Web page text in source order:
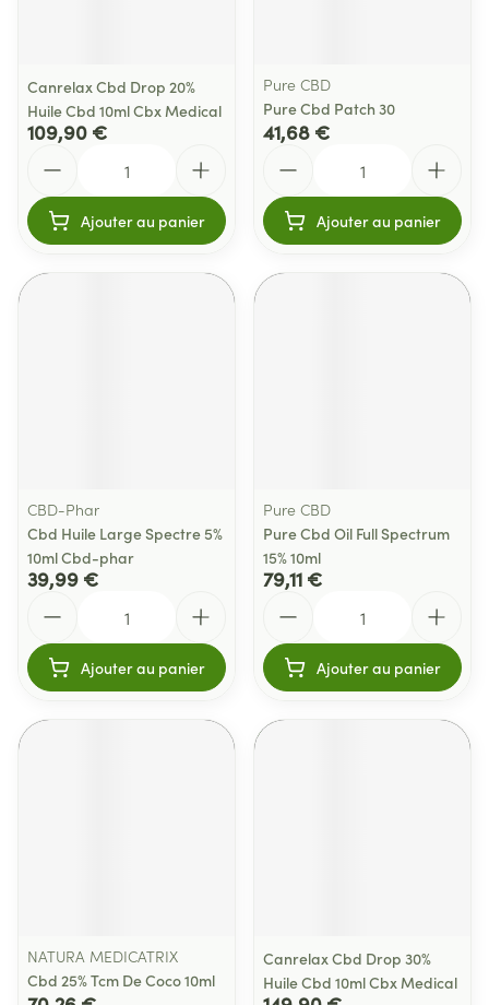
Canrelax Cbd Drop 20%
Huile Cbd 10ml Cbx Medical
109,90 €
Ajouter au panier
Pure CBD
Pure Cbd Patch 30
41,68 €
Ajouter au panier
CBD-Phar
Cbd Huile Large Spectre 5%
10ml Cbd-phar
39,99 €
Ajouter au panier
Pure CBD
Pure Cbd Oil Full Spectrum
15% 10ml
79,11 €
Ajouter au panier
NATURA MEDICATRIX
Cbd 25% Tcm De Coco 10ml
Canrelax Cbd Drop 30%
Huile Cbd 10ml Cbx Medical